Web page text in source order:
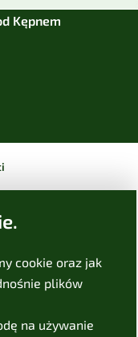
cookie oraz jak
plików
na używanie
Kępnem